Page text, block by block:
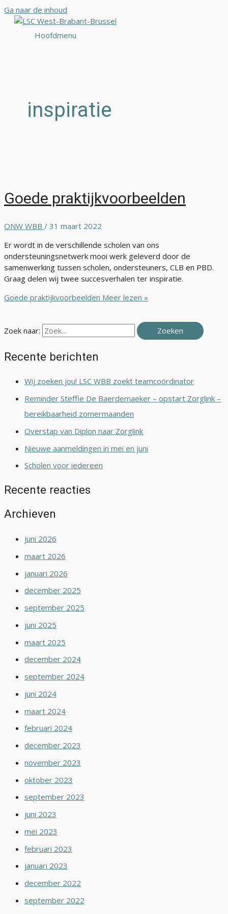
Ga naar de inhoud
Hoofdmenu
inspiratie
Goede praktijkvoorbeelden
ONW WBB / 31 maart 2022
Er wordt in de verschillende scholen van ons
ondersteuningsnetwerk mooi werk geleverd door de
samenwerking tussen scholen, ondersteuners, CLB en PBD.
Graag delen wij twee succesverhalen ter inspiratie.
Goede praktijkvoorbeelden Meer lezen »
Zoek naar:
Recente berichten
Wij zoeken jou! LSC WBB zoekt teamcoördinator
Reminder Steffie De Baerdemaeker – opstart Zorglink –
bereikbaarheid zomermaanden
Overstap van Diplon naar Zorglink
Nieuwe aanmeldingen in mei en juni
Scholen voor iedereen
Recente reacties
Archieven
juni 2026
maart 2026
januari 2026
december 2025
september 2025
juni 2025
maart 2025
december 2024
september 2024
juni 2024
maart 2024
februari 2024
december 2023
november 2023
oktober 2023
september 2023
juni 2023
mei 2023
februari 2023
januari 2023
december 2022
september 2022